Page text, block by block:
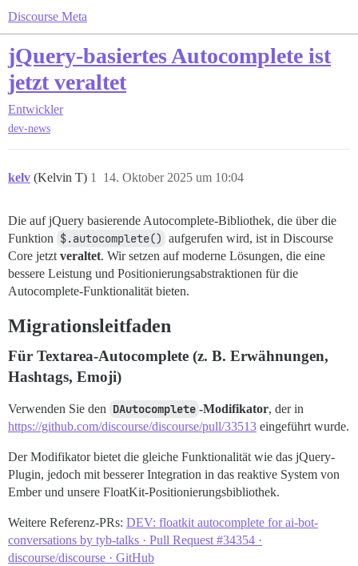
Discourse Meta
jQuery-basiertes Autocomplete ist
jetzt veraltet
Entwickler
dev-news
kelv (Kelvin T) 14. Oktober 2025 um 10:04
1
Die auf jQuery basierende Autocomplete-Bibliothek, die über die
Funktion $.autocomplete() aufgerufen wird, ist in Discourse
Core jetzt veraltet. Wir setzen auf moderne Lösungen, die eine
bessere Leistung und Positionierungsabstraktionen für die
Autocomplete-Funktionalität bieten.
Migrationsleitfaden
Für Textarea-Autocomplete (z. B. Erwähnungen,
Hashtags, Emoji)
Verwenden Sie den DAutocomplete -Modifikator, der in
https://github.com/discourse/discourse/pull/33513 eingeführt wurde.
Der Modifikator bietet die gleiche Funktionalität wie das jQuery-
Plugin, jedoch mit besserer Integration in das reaktive System von
Ember und unsere FloatKit-Positionierungsbibliothek.
Weitere Referenz-PRs: DEV: floatkit autocomplete for ai-bot-
conversations by tyb-talks · Pull Request #34354 ·
discourse/discourse · GitHub